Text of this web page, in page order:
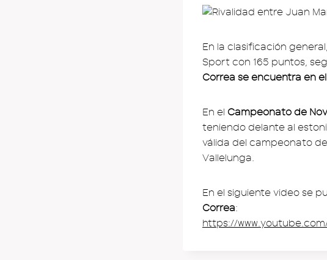
En la clasificación
Sport con 165 puntos,
Correa se encuentra en
En el Campeonato de
teniendo delante al
válida del campeonato
Vallelunga.
En el siguiente video se
Correa:
https://